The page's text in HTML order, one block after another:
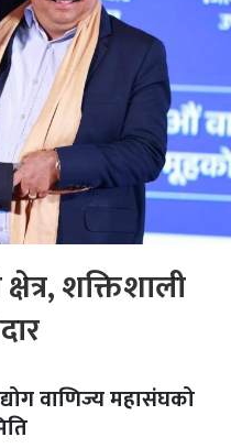
शक्तिशाली
वाणिज्य महासंघको